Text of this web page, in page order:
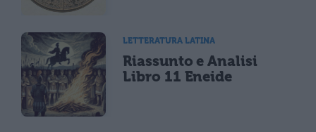
LETTERATURA LATINA
Riassunto e Analisi
Libro 11 Eneide